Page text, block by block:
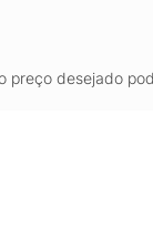
preço desejado